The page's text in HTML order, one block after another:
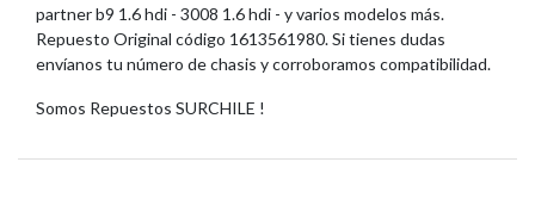
partner b9 1.6 hdi - 3008 1.6 hdi - y varios modelos más.
Repuesto Original código 1613561980. Si tienes dudas
envíanos tu número de chasis y corroboramos compatibilidad.
Somos Repuestos SURCHILE !